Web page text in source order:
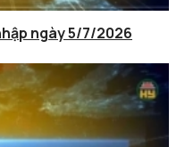
ngày 5/7/2026